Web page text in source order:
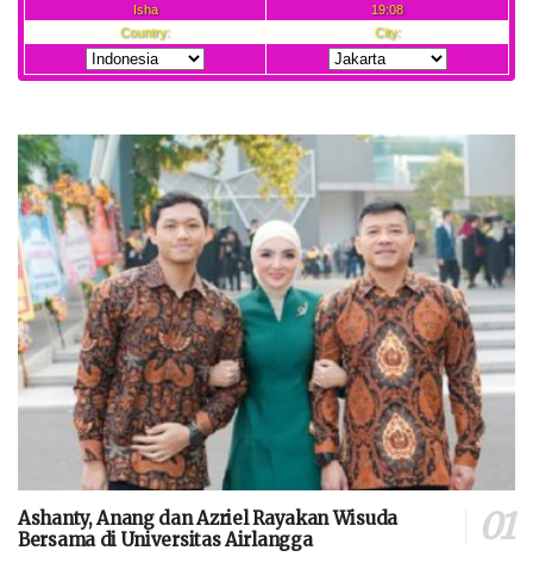
Ashanty, Anang dan Azriel Rayakan Wisuda
Bersama di Universitas Airlangga